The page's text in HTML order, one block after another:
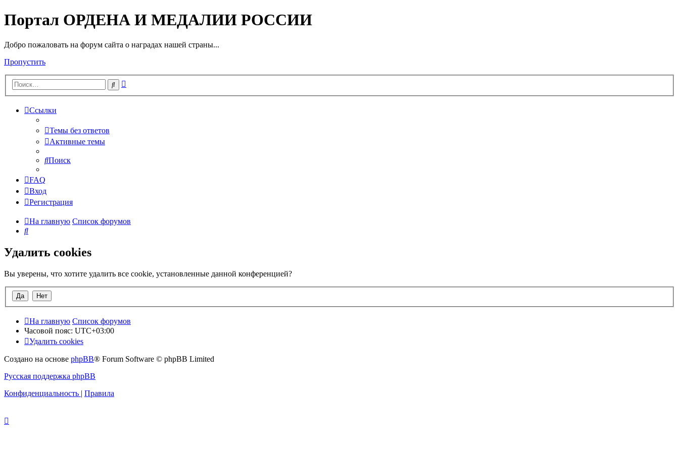
Портал ОРДЕНА И МЕДАЛИИ РОССИИ
Добро пожаловать на форум сайта о наградах нашей страны...
Пропустить
Поиск
Ссылки
Темы без ответов
Активные темы
Поиск
FAQ
Вход
Регистрация
На главную Список форумов
Поиск
Удалить cookies
Вы уверены, что хотите удалить все cookie, установленные данной конференцией?
На главную Список форумов
Часовой пояс: UTC+03:00
Удалить cookies
Создано на основе phpBB® Forum Software © phpBB Limited
Русская поддержка phpBB
Конфиденциальность | Правила